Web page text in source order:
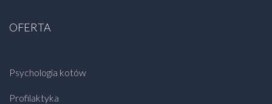
OFERTA
Psychologia kotów
Profilaktyka